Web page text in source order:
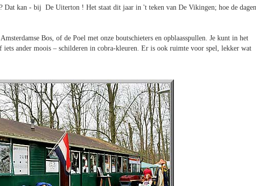
Dat kan - bij De Uiterton ! Het staat dit jaar in 't teken van De Vikingen; hoe de dagen
Bos, of de Poel met onze boutschieters en opblaasspullen. Je kunt in het
ander moois – schilderen in cobra-kleuren. Er is ook ruimte voor spel, lekker wat